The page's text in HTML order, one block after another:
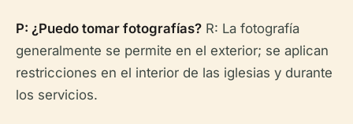
P: ¿Puedo tomar fotografías? R: La fotografía
generalmente se permite en el exterior; se aplican
restricciones en el interior de las iglesias y durante
los servicios.